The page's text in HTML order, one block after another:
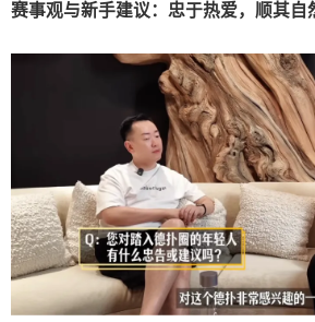
赛事观与新手建议：忠于热爱，顺其自